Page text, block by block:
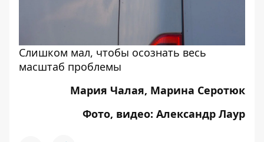
Слишком мал, чтобы осознать весь
масштаб проблемы
Мария Чалая, Марина Серотюк
Фото, видео: Александр Лаур